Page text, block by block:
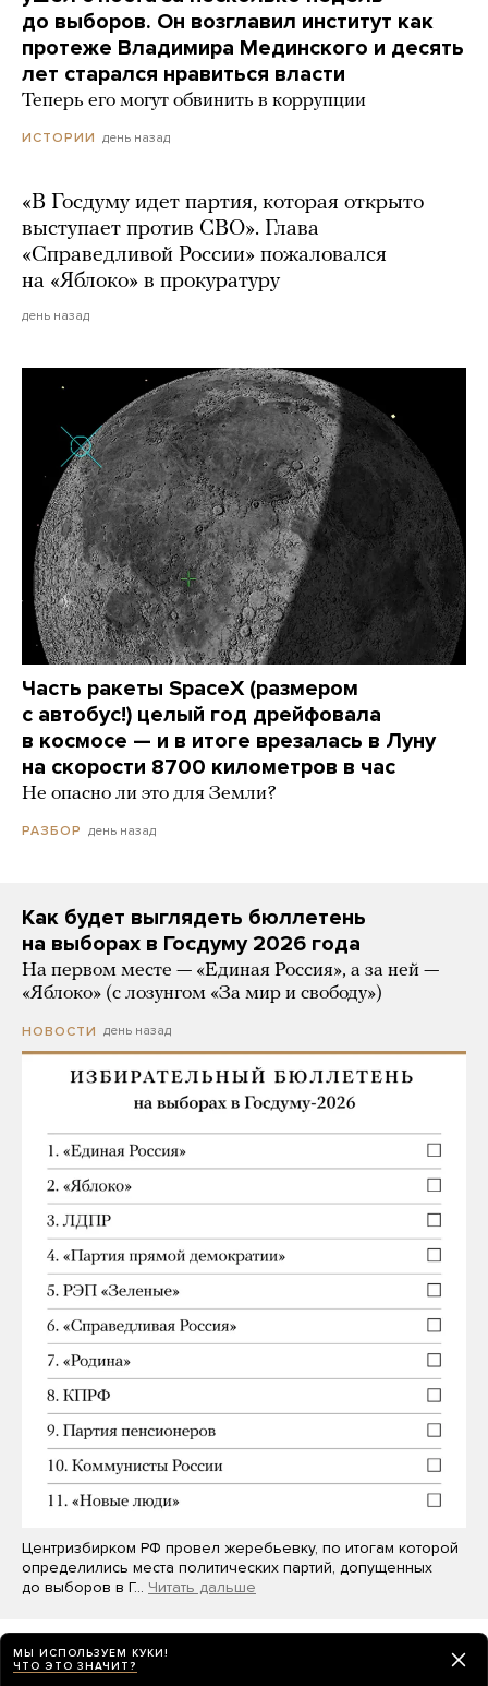
до выборов. Он возглавил институт как
протеже Владимира Мединского и десять
лет старался нравиться власти
Теперь его могут обвинить в коррупции
ИСТОРИИ день назад
«В Госдуму идет партия, которая открыто
выступает против СВО». Глава
«Справедливой России» пожаловался
на «Яблоко» в прокуратуру
день назад
Часть ракеты SpaceX (размером
с автобус!) целый год дрейфовала
в космосе — и в итоге врезалась в Луну
на скорости 8700 километров в час
Не опасно ли это для Земли?
РАЗБОР день назад
Как будет выглядеть бюллетень
на выборах в Госдуму 2026 года
На первом месте — «Единая Россия», а за ней —
«Яблоко» (с лозунгом «За мир и свободу»)
НОВОСТИ день назад
Центризбирком РФ провел жеребьевку, по итогам которой
определились места политических партий, допущенных
до выборов в Г… Читать дальше
МЫ ИСПОЛЬЗУЕМ КУКИ!
ЧТО ЭТО ЗНАЧИТ?